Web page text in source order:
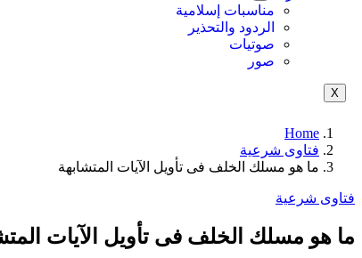
مناسبات إسلامية
الردود والتحذير
صوتيات
صور
X
Home
فتاوى شرعية
ما هو مسلك الخلف فى تأويل الآيات المتشابهة
فتاوى شرعية
ما هو مسلك الخلف فى تأويل الآيات